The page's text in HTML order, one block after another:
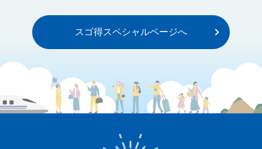
スゴ得スペシャルページへ